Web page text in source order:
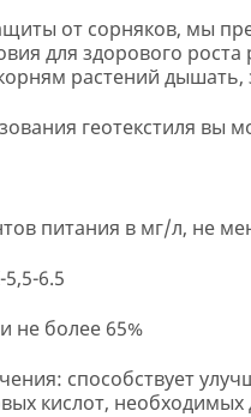
от сорняков, мы
для здорового
растений
геотекстиля вы
питания в мг/л, не
6.5
не более 65%
способствует
кислот,